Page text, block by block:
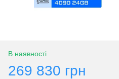
В наявності
269 830 грн